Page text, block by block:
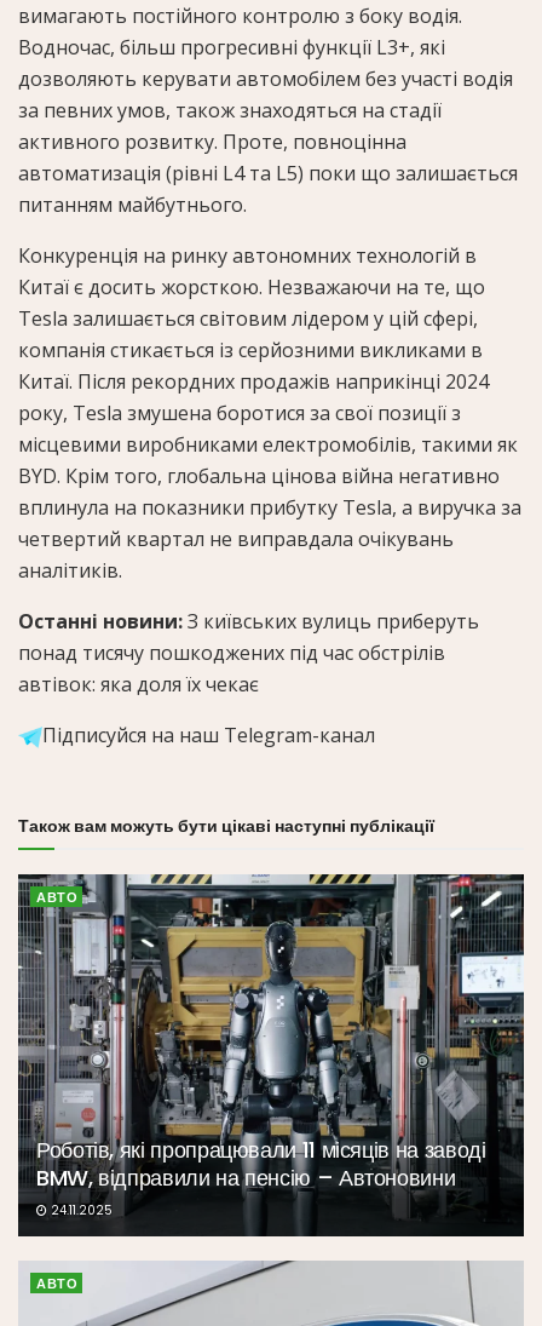
вимагають постійного контролю з боку водія.
Водночас, більш прогресивні функції L3+, які
дозволяють керувати автомобілем без участі водія
за певних умов, також знаходяться на стадії
активного розвитку. Проте, повноцінна
автоматизація (рівні L4 та L5) поки що залишається
питанням майбутнього.
Конкуренція на ринку автономних технологій в
Китаї є досить жорсткою. Незважаючи на те, що
Tesla залишається світовим лідером у цій сфері,
компанія стикається із серйозними викликами в
Китаї. Після рекордних продажів наприкінці 2024
року, Tesla змушена боротися за свої позиції з
місцевими виробниками електромобілів, такими як
BYD. Крім того, глобальна цінова війна негативно
вплинула на показники прибутку Tesla, а виручка за
четвертий квартал не виправдала очікувань
аналітиків.
Останні новини:З київських вулиць приберуть
понад тисячу пошкоджених під час обстрілів
автівок: яка доля їх чекає
Підписуйся на наш Telegram-канал
Також вам можуть бути цікаві наступні публікації
АВТО
Роботів, які пропрацювали 11 місяців на заводі
BMW, відправили на пенсію – Автоновини
24.11.2025
АВТО